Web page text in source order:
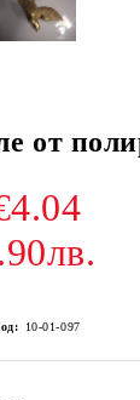
от
10-01-097